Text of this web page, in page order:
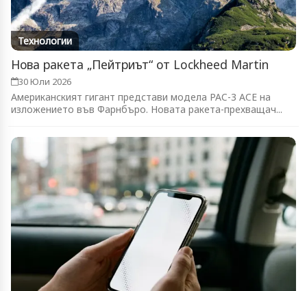
Технологии
Нова ракета „Пейтриът“ от Lockheed Martin
30 Юли 2026
Американският гигант представи модела PAC-3 ACE на
изложението във Фарнбъро. Новата ракета-прехващач...